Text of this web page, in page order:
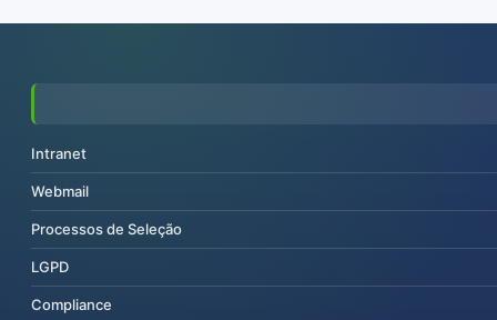
Intranet
Webmail
Processos de Seleção
LGPD
Compliance